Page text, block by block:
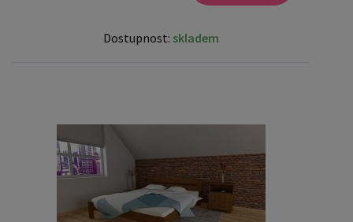
Dostupnost: skladem